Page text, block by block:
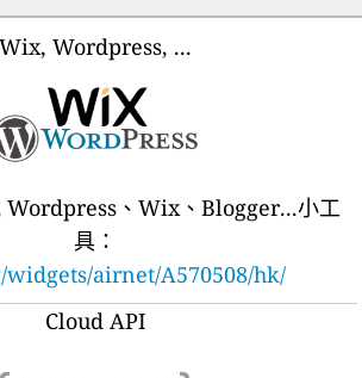
Wix, Wordpress, ...
Wordpress、Wix、Blogger...小工
具：
widgets/airnet/A570508/hk/
Cloud API